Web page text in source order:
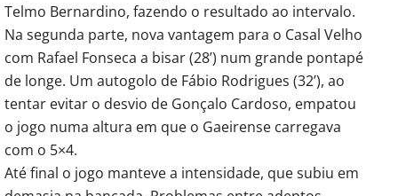
Telmo Bernardino, fazendo o resultado ao intervalo.
Na segunda parte, nova vantagem para o Casal Velho
com Rafael Fonseca a bisar (28’) num grande pontapé
de longe. Um autogolo de Fábio Rodrigues (32’), ao
tentar evitar o desvio de Gonçalo Cardoso, empatou
o jogo numa altura em que o Gaeirense carregava
com o 5×4.
Até final o jogo manteve a intensidade, que subiu em